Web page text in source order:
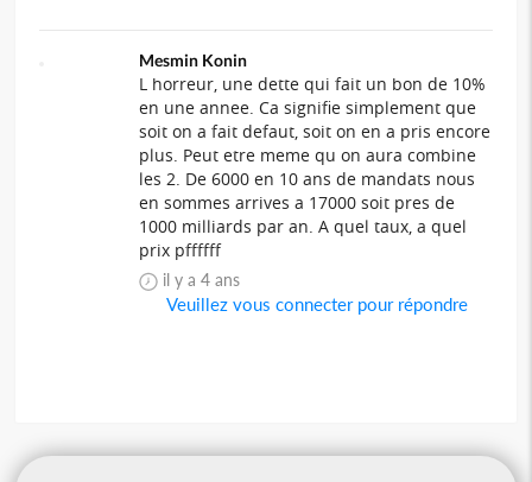
Mesmin Konin
L horreur, une dette qui fait un bon de 10%
en une annee. Ca signifie simplement que
soit on a fait defaut, soit on en a pris encore
plus. Peut etre meme qu on aura combine
les 2. De 6000 en 10 ans de mandats nous
en sommes arrives a 17000 soit pres de
1000 milliards par an. A quel taux, a quel
prix pffffff
il y a 4 ans
Veuillez vous connecter pour répondre